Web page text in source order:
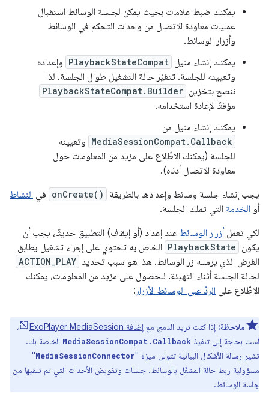
يمكنك ضبط علامات بحيث يمكن لجلسة الوسائط استقبال
عمليات معاودة الاتصال من وحدات التحكم في الوسائط
وأزرار الوسائط.
يمكنك إنشاء مثيل PlaybackStateCompat وإعداده
وتعيينه للجلسة. تتغيّر حالة التشغيل طوال الجلسة، لذا
ننصح بتخزين PlaybackStateCompat.Builder
مؤقتًا لإعادة استخدامه.
يمكنك إنشاء مثيل من
MediaSessionCompat.Callback وتعيينه
للجلسة (يمكنك الاطّلاع على مزيد من المعلومات حول
معاودة الاتصال أدناه).
يجب إنشاء جلسة وسائط وإعدادها بالطريقة
onCreate() في النشاط
أو الخدمة التي تملك الجلسة.
لكي تعمل أزرار الوسائط عند إعداد (أو إيقاف) التطبيق حديثًا، يجب أن
يكون PlaybackState الخاص به تحتوي على إجراء تشغيل يطابق
الغرض الذي يرسله زر الوسائط. هذا هو سبب تحديد ACTION_PLAY
لحالة الجلسة أثناء التهيئة. للحصول على مزيد من المعلومات، يمكنك
الاطّلاع على الردّ على الوسائط الأزرار :
ملاحظة: إذا كنت تريد الدمج مع إضافة ExoPlayer MediaSession
،
لست بحاجة إلى تنفيذ MediaSessionCompat.Callback الخاصة بك.
تشير رسالة الأشكال البيانية تتولى ميزة "MediaSessionConnector
"
مسؤولية ربط حالة المشغّل بالوسائط. جلسات وتفويض الأحداث التي تم تلقيها من
جلسة الوسائط.